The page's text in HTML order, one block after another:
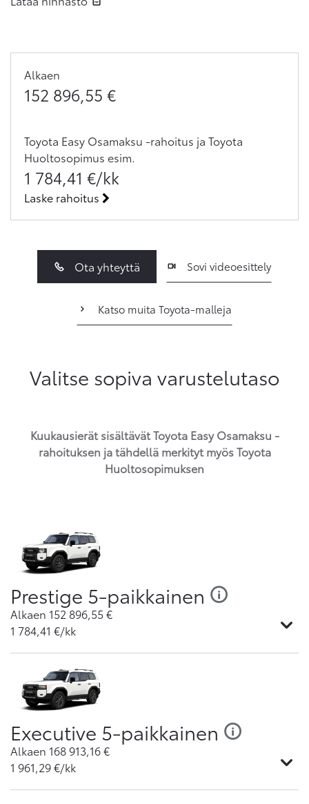
Alkaen
152 896,55 €
Toyota Easy Osamaksu -rahoitus ja Toyota
Huoltosopimus esim.
1 784,41 €/kk
Laske rahoitus
Ota yhteyttä Sovi videoesittely
Katso muita Toyota-malleja
Valitse sopiva varustelutaso
Kuukausierät sisältävät Toyota Easy Osamaksu -
rahoituksen ja tähdellä merkityt myös Toyota
Huoltosopimuksen
Prestige 5-paikkainen
Alkaen 152 896,55 €
1 784,41 €/kk
Executive 5-paikkainen
Alkaen 168 913,16€
1 961,29€/kk